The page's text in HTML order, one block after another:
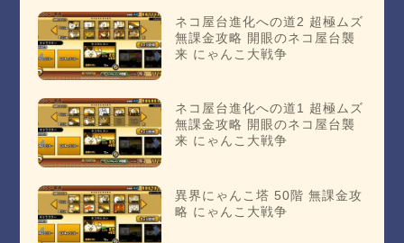
ネコ屋台進化への道2 超極ムズ
無課金攻略 開眼のネコ屋台襲
来 にゃんこ大戦争
ネコ屋台進化への道1 超極ムズ
無課金攻略 開眼のネコ屋台襲
来 にゃんこ大戦争
異界にゃんこ塔 50階 無課金攻
略 にゃんこ大戦争